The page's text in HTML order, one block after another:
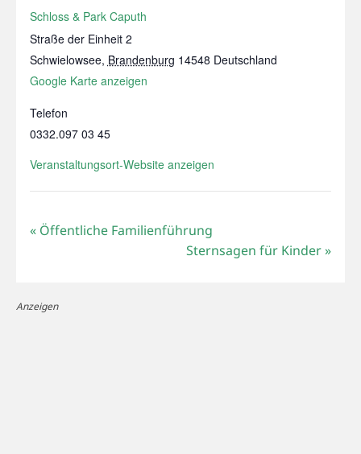
Schloss & Park Caputh
Straße der Einheit 2
Schwielowsee, Brandenburg 14548 Deutschland
Google Karte anzeigen
Telefon
0332.097 03 45
Veranstaltungsort-Website anzeigen
«Öffentliche Familienführung
Sternsagen für Kinder»
Anzeigen